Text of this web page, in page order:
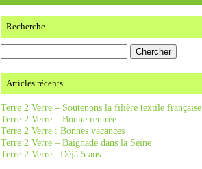
Recherche
Articles récents
Terre 2 Verre – Soutenons la filière textile française
Terre 2 Verre – Bonne rentrée
Terre 2 Verre : Bonnes vacances
Terre 2 Verre – Baignade dans la Seine
Terre 2 Verre : Déjà 5 ans